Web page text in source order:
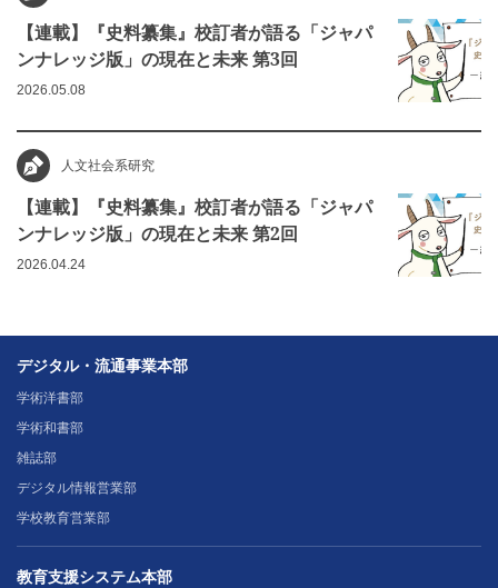
【連載】『史料纂集』校訂者が語る「ジャパ
ンナレッジ版」の現在と未来 第3回
2026.05.08
人文社会系研究
【連載】『史料纂集』校訂者が語る「ジャパ
ンナレッジ版」の現在と未来 第2回
2026.04.24
デジタル・流通事業本部
学術洋書部
学術和書部
雑誌部
デジタル情報営業部
学校教育営業部
教育支援システム本部